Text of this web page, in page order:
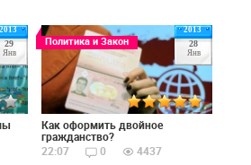
2013
29
Янв
2013
28
Янв
Политика и Закон
Как оформить двойное
гражданство?
22:07
0 4437